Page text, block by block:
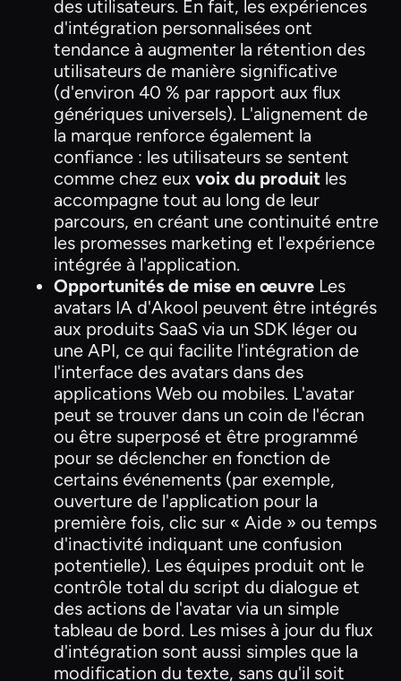
des utilisateurs. En fait, les expériences
d'intégration personnalisées ont
tendance à augmenter la rétention des
utilisateurs de manière significative
(d'environ 40 % par rapport aux flux
génériques universels). L'alignement de
la marque renforce également la
confiance : les utilisateurs se sentent
comme chez eux voix du produit les
accompagne tout au long de leur
parcours, en créant une continuité entre
les promesses marketing et l'expérience
intégrée à l'application.
Opportunités de mise en œuvre Les
avatars IA d'Akool peuvent être intégrés
aux produits SaaS via un SDK léger ou
une API, ce qui facilite l'intégration de
l'interface des avatars dans des
applications Web ou mobiles. L'avatar
peut se trouver dans un coin de l'écran
ou être superposé et être programmé
pour se déclencher en fonction de
certains événements (par exemple,
ouverture de l'application pour la
première fois, clic sur « Aide » ou temps
d'inactivité indiquant une confusion
potentielle). Les équipes produit ont le
contrôle total du script du dialogue et
des actions de l'avatar via un simple
tableau de bord. Les mises à jour du flux
d'intégration sont aussi simples que la
modification du texte, sans qu'il soit